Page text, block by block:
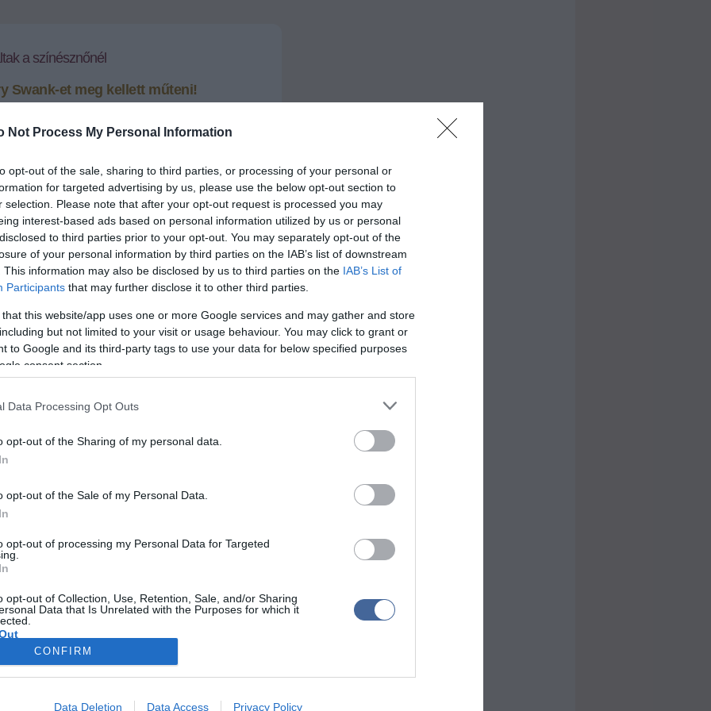
Not Process My Personal Information
opt-out of the sale, sharing to third parties, or processing of your personal or
for targeted advertising by us, please use the below opt-out section to
selection. Please note that after your opt-out request is processed you may
interest-based ads based on personal information utilized by us or personal
to third parties prior to your opt-out. You may separately opt-out of the
of your personal information by third parties on the IAB’s list of downstream
This information may also be disclosed by us to third parties on the IAB’s List of
Participants that may further disclose it to other third parties.
that this website/app uses one or more Google services and may gather and store
but not limited to your visit or usage behaviour. You may click to grant or
to Google and its third-party tags to use your data for below specified purposes
consent section.
Data Processing Opt Outs
opt-out of the Sharing of my personal data.
opt-out of the Sale of my Personal Data.
opt-out of processing my Personal Data for Targeted
opt-out of Collection, Use, Retention, Sale, and/or Sharing
Data that Is Unrelated with the Purposes for which it
allow Google to enable storage related to advertising like cookies on
CONFIRM
Data Deletion Data Access Privacy Policy
a színésznőnél
Swank-et meg kellett műteni!
daganatot találtak a színésznőnél, és már jól
Swank az ütős bombázó
+-
menedzsere közleményben tudatta csütörtökön, hogy
jóindulatú daganat eltávolítása miatt volt szükség.
mellett döntött.
kórházban, csupán rövid lábadozásra van
kezelésre nem szorul - szögezte le a szóvivő, de
nem árult el.
két alakításáért is elnyerte az Oscar-díjat:
- amelyben Amelia Earhart pilótanőt játssza, aki
amikor körbe akarta repülni a Földet - a tervek
le Hilary Swank haját
kilót szed magára új filmjéért